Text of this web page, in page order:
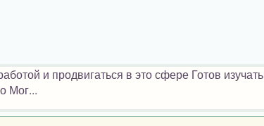
и продвигаться в это сфере Готов изучать
Мог...